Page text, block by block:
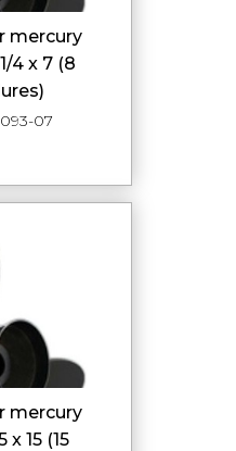
4 x 7 (8
093-07
x 15 (15